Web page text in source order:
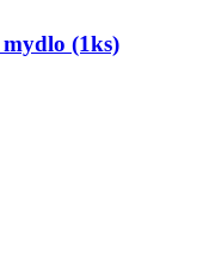
(1ks)